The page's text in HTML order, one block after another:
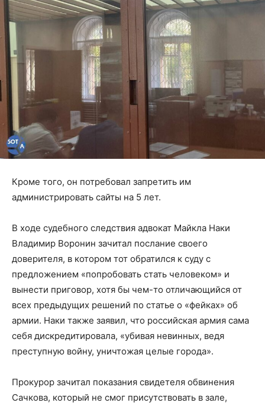
Кроме того, он потребовал запретить им
администрировать сайты на 5 лет.
В ходе судебного следствия адвокат Майкла Наки
Владимир Воронин зачитал послание своего
доверителя, в котором тот обратился к суду с
предложением «попробовать стать человеком» и
вынести приговор, хотя бы чем-то отличающийся от
всех предыдущих решений по статье о «фейках» об
армии. Наки также заявил, что российская армия сама
себя дискредитировала, «убивая невинных, ведя
преступную войну, уничтожая целые города».
Прокурор зачитал показания свидетеля обвинения
Сачкова, который не смог присутствовать в зале,